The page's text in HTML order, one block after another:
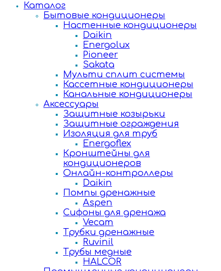
Каталог
Бытовые кондиционеры
Настенные кондиционеры
Daikin
Energolux
Pioneer
Sakata
Мульти сплит системы
Кассетные кондиционеры
Канальные кондиционеры
Аксессуары
Защитные козырьки
Защитные ограждения
Изоляция для труб
Energoflex
Кронштейны для
кондиционеров
Онлайн-контроллеры
Daikin
Помпы дренажные
Aspen
Сифоны для дренажа
Vecam
Трубки дренажные
Ruvinil
Трубы медные
HALCOR